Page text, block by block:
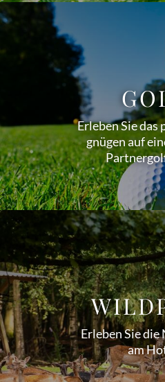
Erleben Sie
gnügen auf
Erleben Sie
am